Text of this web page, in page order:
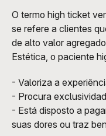
O termo high ticket
se refere a clientes
de alto valor
Estética, o paciente
- Valoriza a
- Procura
- Está disposto a
suas dores ou traz